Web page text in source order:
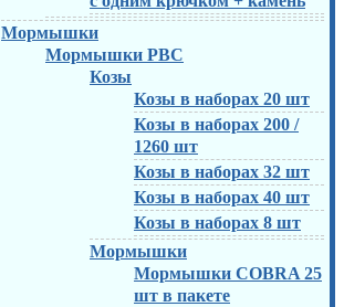
Мормышки
Мормышки РВС
Козы
Козы в наборах 20 шт
Козы в наборах 200 /
1260 шт
Козы в наборах 32 шт
Козы в наборах 40 шт
Козы в наборах 8 шт
Мормышки
Мормышки COBRA 25
шт в пакете